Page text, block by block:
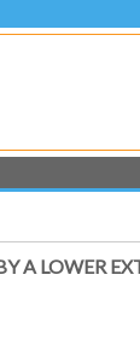
A LOWER